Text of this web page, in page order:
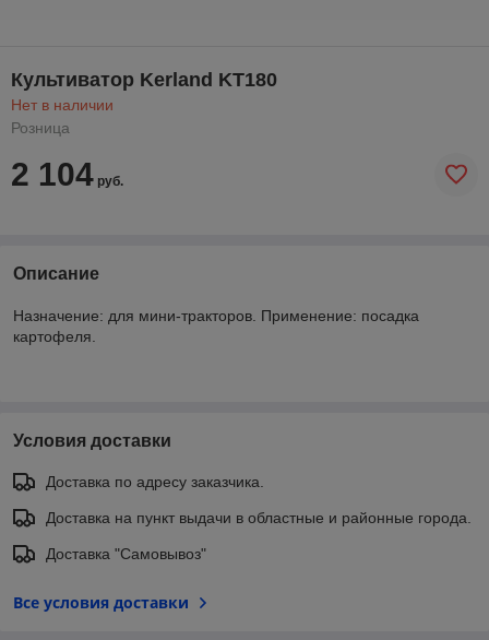
Культиватор Kerland KT180
Нет в наличии
Розница
2 104 руб.
Описание
Назначение: для мини-тракторов. Применение: посадка
картофеля.
Условия доставки
Доставка по адресу заказчика.
Доставка на пункт выдачи в областные и районные города.
Доставка "Самовывоз"
Все условия доставки